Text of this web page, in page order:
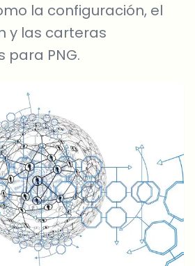
la configuración, el
y las carteras
PNG.